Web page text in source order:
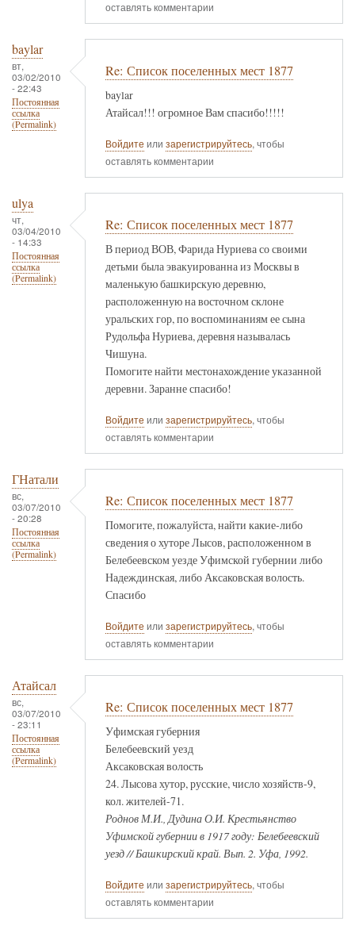
оставлять комментарии
baylar
вт,
03/02/2010
- 22:43
Постоянная
ссылка
(Permalink)
Re: Список поселенных мест 1877
baylar
Атайсал!!! огромное Вам спасибо!!!!!
Войдите или зарегистрируйтесь, чтобы
оставлять комментарии
ulya
чт,
03/04/2010
- 14:33
Постоянная
ссылка
(Permalink)
Re: Список поселенных мест 1877
В период ВОВ, Фарида Нуриева со своими
детьми была эвакуированна из Москвы в
маленькую башкирскую деревню,
расположенную на восточном склоне
уральских гор, по воспоминаниям ее сына
Рудольфа Нуриева, деревня называлась
Чишуна.
Помогите найти местонахождение указанной
деревни. Заранне спасибо!
Войдите или зарегистрируйтесь, чтобы
оставлять комментарии
ГНатали
вс,
03/07/2010
- 20:28
Постоянная
ссылка
(Permalink)
Re: Список поселенных мест 1877
Помогите, пожалуйста, найти какие-либо
сведения о хуторе Лысов, расположенном в
Белебеевском уезде Уфимской губернии либо
Надеждинская, либо Аксаковская волость.
Спасибо
Войдите или зарегистрируйтесь, чтобы
оставлять комментарии
Атайсал
вс,
03/07/2010
- 23:11
Постоянная
ссылка
(Permalink)
Re: Список поселенных мест 1877
Уфимская губерния
Белебеевский уезд
Аксаковская волость
24. Лысова хутор, русские, число хозяйств-9,
кол. жителей-71.
Роднов М.И., Дудина О.И. Крестьянство
Уфимской губернии в 1917 году: Белебеевский
уезд // Башкирский край. Вып. 2. Уфа, 1992.
Войдите или зарегистрируйтесь, чтобы
оставлять комментарии